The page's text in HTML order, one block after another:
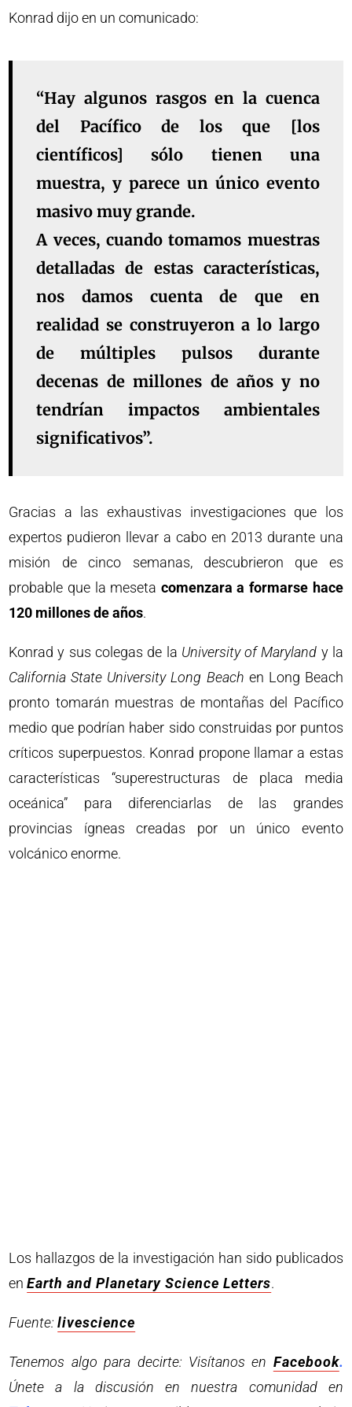
Konrad dijo en un comunicado:
“Hay algunos rasgos en la cuenca
del Pacífico de los que [los
científicos] sólo tienen una
muestra, y parece un único evento
masivo muy grande.
A veces, cuando tomamos muestras
detalladas de estas características,
nos damos cuenta de que en
realidad se construyeron a lo largo
de múltiples pulsos durante
decenas de millones de años y no
tendrían impactos ambientales
significativos”.
Gracias a las exhaustivas investigaciones que los
expertos pudieron llevar a cabo en 2013 durante una
misión de cinco semanas, descubrieron que es
probable que la meseta comenzara a formarse hace
120 millones de años.
Konrad y sus colegas de la University of Maryland y la
California State University Long Beach en Long Beach
pronto tomarán muestras de montañas del Pacífico
medio que podrían haber sido construidas por puntos
críticos superpuestos. Konrad propone llamar a estas
características “superestructuras de placa media
oceánica” para diferenciarlas de las grandes
provincias ígneas creadas por un único evento
volcánico enorme.
Los hallazgos de la investigación han sido publicados
enEarth and Planetary Science Letters.
Fuente:livescience
Tenemos algo para decirte: Visítanos en Facebook.
Únete a la discusión en nuestra comunidad en